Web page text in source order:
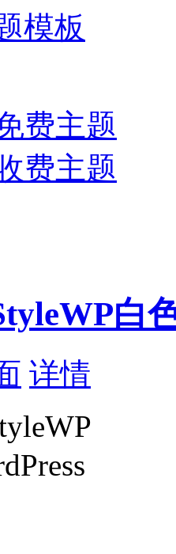
模板
费主题
费主题
白
详情